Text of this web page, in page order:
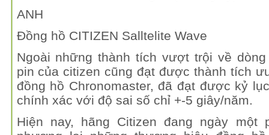
ANH
Đồng hồ CITIZEN Salltelite Wave
Ngoài những thành tích vượt trội về
pin của citizen cũng đạt được thành tích
đồng hồ Chronomaster, đã đạt được kỷ
chính xác với độ sai số chỉ +-5 giây/năm.
Hiện nay, hãng Citizen đang ngày